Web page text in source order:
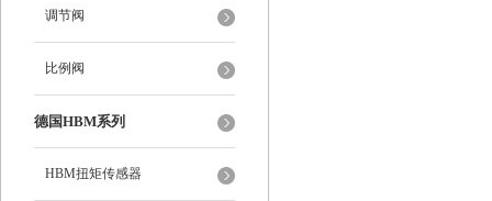
调节阀
比例阀
德国HBM系列
HBM扭矩传感器